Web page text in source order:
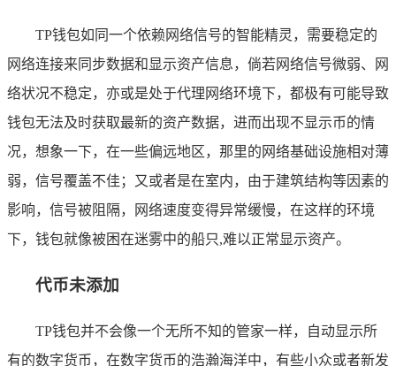
TP钱包如同一个依赖网络信号的智能精灵，需要稳定的
网络连接来同步数据和显示资产信息，倘若网络信号微弱、网
络状况不稳定，亦或是处于代理网络环境下，都极有可能导致
钱包无法及时获取最新的资产数据，进而出现不显示币的情
况，想象一下，在一些偏远地区，那里的网络基础设施相对薄
弱，信号覆盖不佳；又或者是在室内，由于建筑结构等因素的
影响，信号被阻隔，网络速度变得异常缓慢，在这样的环境
下，钱包就像被困在迷雾中的船只,难以正常显示资产。
代币未添加
TP钱包并不会像一个无所不知的管家一样，自动显示所
有的数字货币，在数字货币的浩瀚海洋中，有些小众或者新发